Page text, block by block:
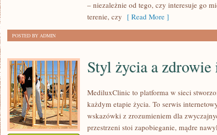
– niezależnie od tego, czy interesuje go
terenie, czy [ Read More ]
POSTED BY ADMIN
Styl życia a
MediluxClinic to platforma w sieci
każdym etapie życia. To serwis
wskazówki z zrozumieniem dla
przestrzeni stoi zapobieganie, mądre